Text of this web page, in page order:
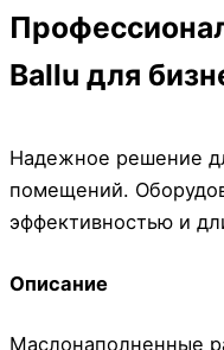
Ballu для
Надежное решение
помещений.
эффективностью и
Описание
Маслонаполненные